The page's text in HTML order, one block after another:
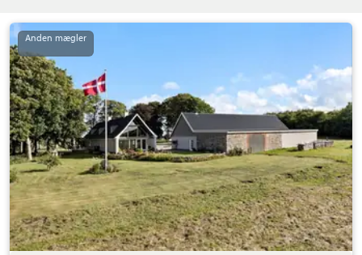
Landejendom:
Borup
Byvej
172,
8920
Randers
NV